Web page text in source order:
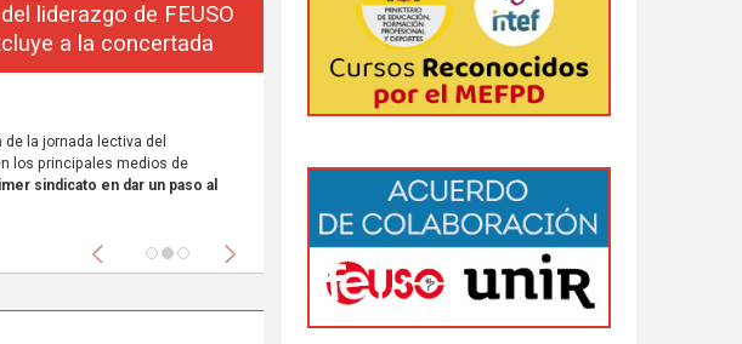
liderazgo de FEUSO
a la concertada
la jornada lectiva del
los principales medios de
sindicato en dar un paso al
Anterior Siguiente